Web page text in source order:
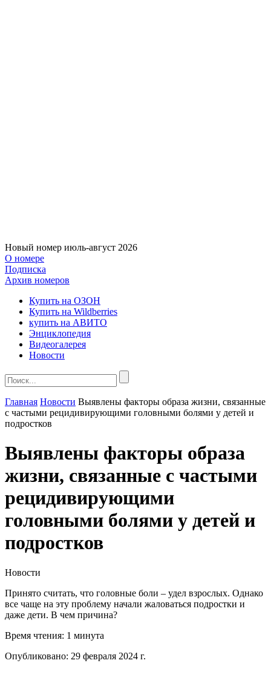
Новый номер июль-август 2026
О номере
Подписка
Архив номеров
Купить на ОЗОН
Купить на Wildberries
купить на АВИТО
Энциклопедия
Видеогалерея
Новости
Главная Новости Выявлены факторы образа жизни, связанные
с частыми рецидивирующими головными болями у детей и
подростков
Выявлены факторы образа
жизни, связанные с частыми
рецидивирующими
головными болями у детей и
подростков
Новости
Принято считать, что головные боли – удел взрослых. Однако
все чаще на эту проблему начали жаловаться подростки и
даже дети. В чем причина?
Время чтения: 1 минута
Опубликовано: 29 февраля 2024 г.